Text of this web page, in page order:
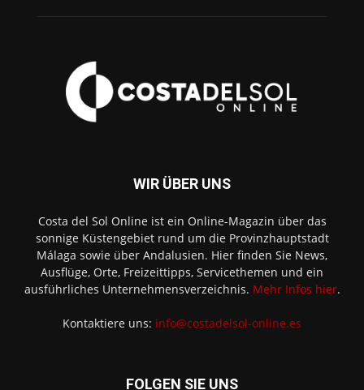
WIR ÜBER UNS
Costa del Sol Online ist ein Online-Magazin über das
sonnige Küstengebiet rund um die Provinzhauptstadt
Málaga sowie über Andalusien. Hier finden Sie News,
Ausflüge, Orte, Freizeittipps, Servicethemen und ein
ausführliches Unternehmensverzeichnis. Mehr Infos hier.
Kontaktiere uns: info@costadelsol-online.es
FOLGEN SIE UNS